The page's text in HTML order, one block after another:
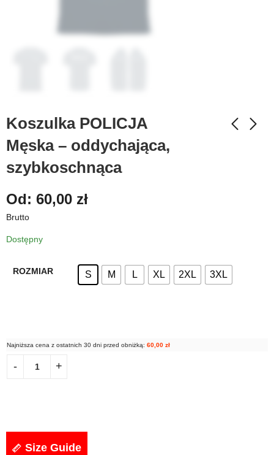
Koszulka POLICJA
Męska – oddychająca,
szybkoschnąca
Od: 60,00 zł
Brutto
Dostępny
ROZMIAR S M L XL 2XL 3XL
Najniższa cena z ostatnich 30 dni przed obniżką: 60,00 zł
Size Guide